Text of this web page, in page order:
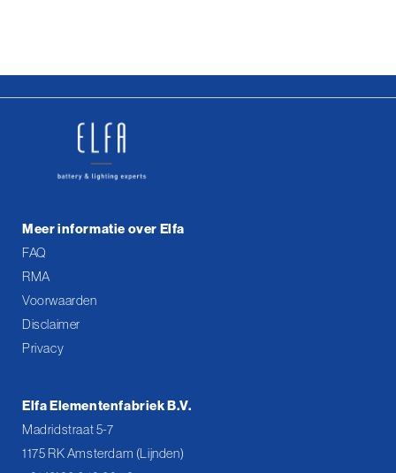
Meer informatie over Elfa
FAQ
RMA
Voorwaarden
Disclaimer
Privacy
Elfa Elementenfabriek B.V.
Madridstraat 5-7
1175 RK Amsterdam (Lijnden)